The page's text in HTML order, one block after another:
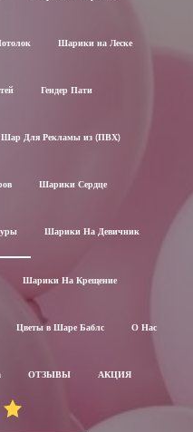
Шарики на Леске
Гендер Пати
Шар Для Рекламы из (ПВХ)
Шарики Сердце
Шарики На Девичник
Шарики На Крещение
Цветы в Шаре Баблс О Нас
ОТЗЫВЫ АКЦИЯ